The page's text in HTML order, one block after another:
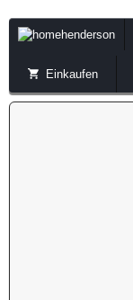
Einkaufen